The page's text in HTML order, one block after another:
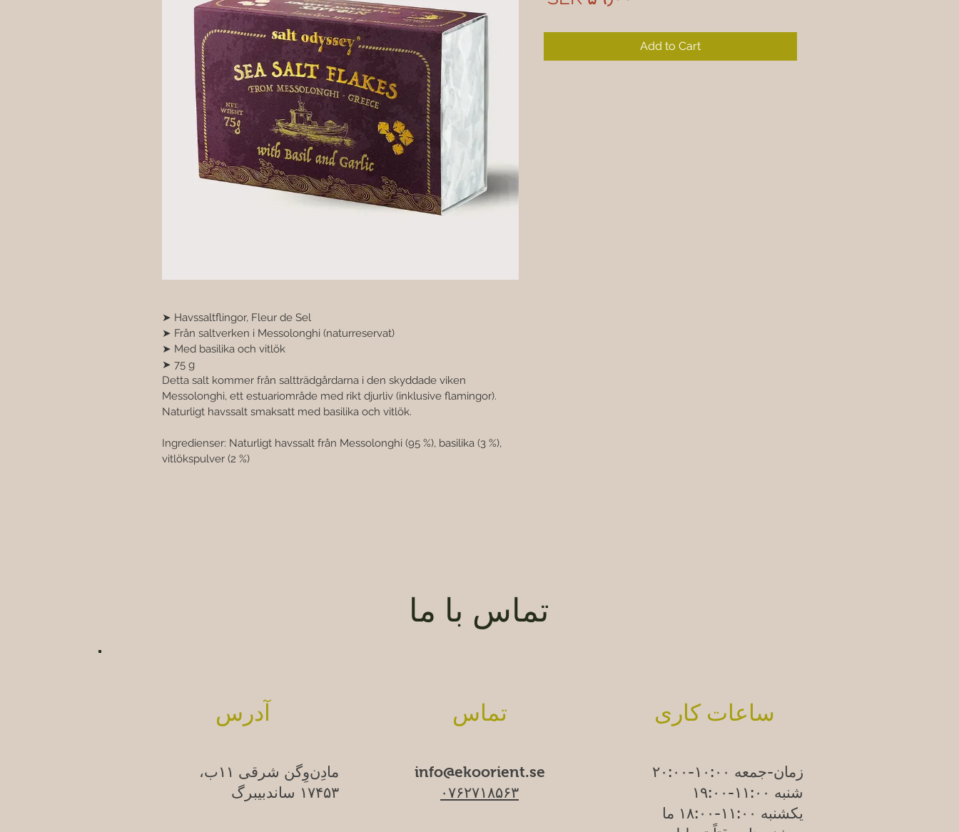
➤ Havssaltflingor, Fleur de Sel
➤ Från saltverken i Messolonghi (naturreservat)
➤ Med basilika och vitlök
➤ 75 g
Detta salt kommer från saltträdgårdarna i den skyddade viken
Messolonghi, ett estuariområde med rikt djurliv (inklusive flamingor).
Naturligt havssalt smaksatt med basilika och vitlök.
Ingredienser: Naturligt havssalt från Messolonghi (95 %), basilika (3 %),
vitlökspulver (2 %)
Add to Cart
تماس با ما
آدرس
مادِن‌وِگن شرقی ۱۱ب،
۱۷۴۵۳ ساندبیبرگ
تماس
info@ekoorient.se
۰۷۶۲۷۱۸۵۶۳
ساعات کاری
زمان-جمعه ۱۰:۰۰-۲۰:۰۰
شنبه ۱۱:۰۰-۱۹:۰۰
یکشنبه ۱۱:۰۰-۱۸:۰۰
ما